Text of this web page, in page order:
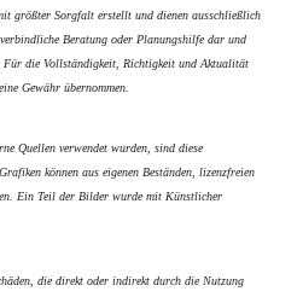
größter Sorgfalt erstellt und dienen ausschließlich
Beratung oder Planungshilfe dar und
Für die Vollständigkeit, Richtigkeit und Aktualität
Gewähr übernommen.
Quellen verwendet wurden, sind diese
können aus eigenen Beständen, lizenzfreien
Ein Teil der Bilder wurde mit Künstlicher
die direkt oder indirekt durch die Nutzung